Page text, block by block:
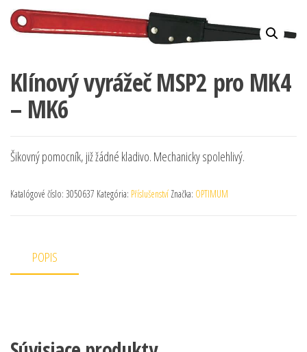
Klínový vyrážeč MSP2 pro MK4
– MK6
Šikovný pomocník, již žádné kladivo. Mechanicky spolehlivý.
Katalógové číslo: 3050637 Kategória: Příslušenství Značka: OPTIMUM
POPIS